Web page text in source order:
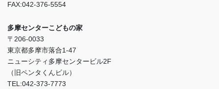
FAX:042-376-5554
多摩センターこどもの家
〒206-0033
東京都多摩市落合1-47
ニューシティ多摩センタービル2F
（旧ペンタくんビル）
TEL:042-373-7773